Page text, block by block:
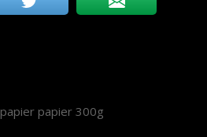
papier 300g